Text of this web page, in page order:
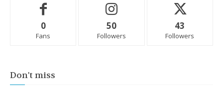
0
Fans
50
Followers
43
Followers
Don't miss